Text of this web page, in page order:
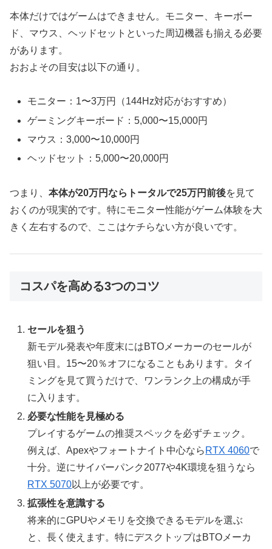
本体だけではゲームはできません。モニター、キーボー
ド、マウス、ヘッドセットといった周辺機器も揃える必要
があります。
おおよその目安は以下の通り。
モニター：1〜3万円（144Hz対応がおすすめ）
ゲーミングキーボード：5,000〜15,000円
マウス：3,000〜10,000円
ヘッドセット：5,000〜20,000円
つまり、 本体が20万円ならトータルで25万円前後を見て
おくのが現実的です。特にモニター性能がゲーム体験を大
きく左右するので、ここはケチらない方が良いです。
コスパを高める3つのコツ
セールを狙う
新モデル発表や年度末にはBTOメーカーのセールが
狙い目。15〜20％オフになることもあります。タイ
ミングを見て買うだけで、ワンランク上の構成が手
に入ります。
必要な性能を見極める
プレイするゲームの推奨スペックを必ずチェック。
例えば、Apexやフォートナイト中心なら RTX 4060で
十分。逆にサイバーパンク2077や4K環境を狙うなら
RTX 5070以上が必要です。
拡張性を意識する
将来的にGPUやメモリを交換できるモデルを選ぶ
と、長く使えます。特にデスクトップはBTOメーカ